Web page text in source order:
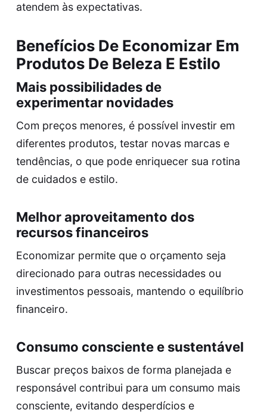
atendem às expectativas.
Benefícios De Economizar Em
Produtos De Beleza E Estilo
Mais possibilidades de
experimentar novidades
Com preços menores, é possível investir em
diferentes produtos, testar novas marcas e
tendências, o que pode enriquecer sua rotina
de cuidados e estilo.
Melhor aproveitamento dos
recursos financeiros
Economizar permite que o orçamento seja
direcionado para outras necessidades ou
investimentos pessoais, mantendo o equilíbrio
financeiro.
Consumo consciente e sustentável
Buscar preços baixos de forma planejada e
responsável contribui para um consumo mais
consciente, evitando desperdícios e